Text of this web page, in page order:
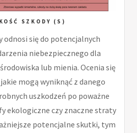
SZKODY (S)
odnosi się do potencjalnych
niebezpiecznego dla
lub mienia. Ocenia się
mogą wyniknąć z danego
uszkodzeń po poważne
ekologiczne czy znaczne straty
potencjalne skutki, tym